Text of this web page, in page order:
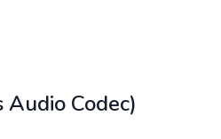
Audio Codec)